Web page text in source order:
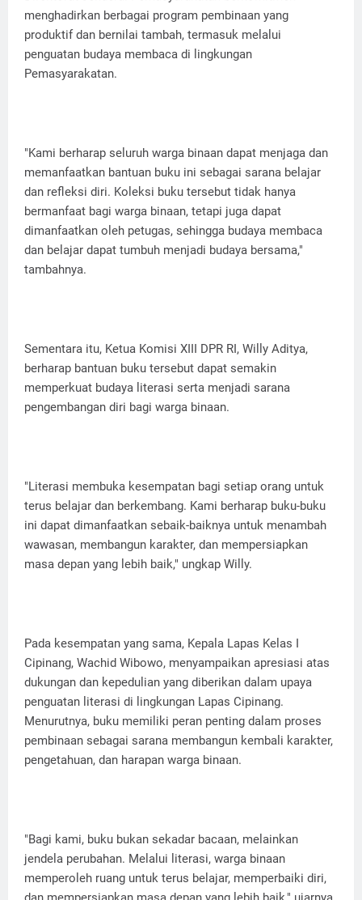
menghadirkan berbagai program pembinaan yang
produktif dan bernilai tambah, termasuk melalui
penguatan budaya membaca di lingkungan
Pemasyarakatan.
"Kami berharap seluruh warga binaan dapat menjaga dan
memanfaatkan bantuan buku ini sebagai sarana belajar
dan refleksi diri. Koleksi buku tersebut tidak hanya
bermanfaat bagi warga binaan, tetapi juga dapat
dimanfaatkan oleh petugas, sehingga budaya membaca
dan belajar dapat tumbuh menjadi budaya bersama,"
tambahnya.
Sementara itu, Ketua Komisi XIII DPR RI, Willy Aditya,
berharap bantuan buku tersebut dapat semakin
memperkuat budaya literasi serta menjadi sarana
pengembangan diri bagi warga binaan.
"Literasi membuka kesempatan bagi setiap orang untuk
terus belajar dan berkembang. Kami berharap buku-buku
ini dapat dimanfaatkan sebaik-baiknya untuk menambah
wawasan, membangun karakter, dan mempersiapkan
masa depan yang lebih baik," ungkap Willy.
Pada kesempatan yang sama, Kepala Lapas Kelas I
Cipinang, Wachid Wibowo, menyampaikan apresiasi atas
dukungan dan kepedulian yang diberikan dalam upaya
penguatan literasi di lingkungan Lapas Cipinang.
Menurutnya, buku memiliki peran penting dalam proses
pembinaan sebagai sarana membangun kembali karakter,
pengetahuan, dan harapan warga binaan.
"Bagi kami, buku bukan sekadar bacaan, melainkan
jendela perubahan. Melalui literasi, warga binaan
memperoleh ruang untuk terus belajar, memperbaiki diri,